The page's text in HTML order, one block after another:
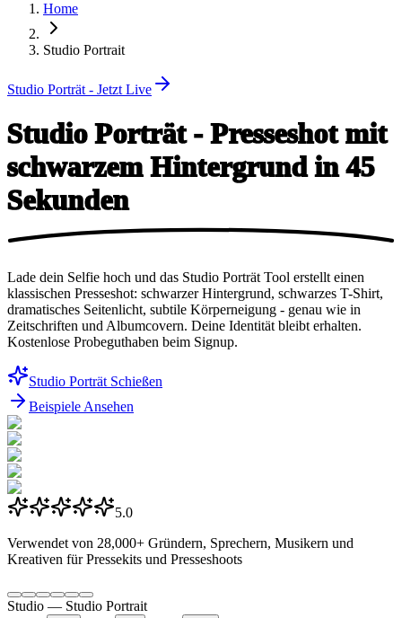
Home
Studio Portrait
Studio Porträt - Jetzt Live
Studio Porträt - Presseshot mit
schwarzem Hintergrund in 45
Sekunden
Lade dein Selfie hoch und das Studio Porträt Tool erstellt einen
klassischen Presseshot: schwarzer Hintergrund, schwarzes T-Shirt,
dramatisches Seitenlicht, subtile Körperneigung - genau wie in
Zeitschriften und Albumcovern. Deine Identität bleibt erhalten.
Kostenlose Probeguthaben beim Signup.
Studio Porträt Schießen
Beispiele Ansehen
5.0
Verwendet von 28,000+ Gründern, Sprechern, Musikern und
Kreativen für Pressekits und Presseshoots
Studio — Studio Portrait